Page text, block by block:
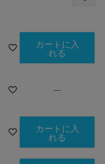
カートに入
れる
—
カートに入
れる